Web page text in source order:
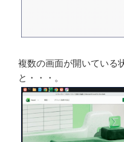
複数の画面が開いている
と・・・。